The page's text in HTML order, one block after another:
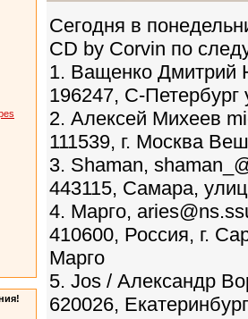
Сегодня в
CD by Corvin по
1. Ващенко Дмитрий
196247, С-Петербург
2. Алексей Михеев
111539, г. Москва
3. Shaman,
443115, Самара,
4. Марго,
410600, Россия, г.
Марго
5. Jos / Александр
620026,